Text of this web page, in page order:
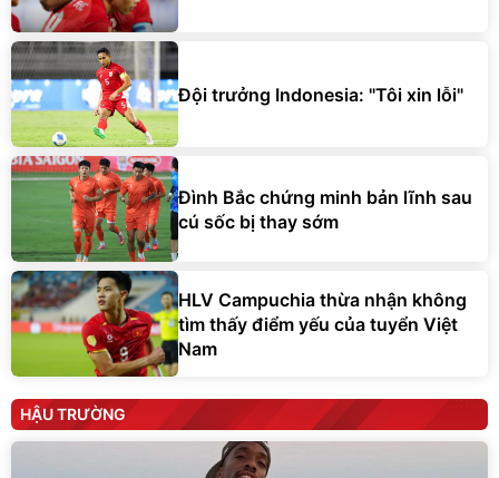
Đội trưởng Indonesia: "Tôi xin lỗi"
Đình Bắc chứng minh bản lĩnh sau
cú sốc bị thay sớm
HLV Campuchia thừa nhận không
tìm thấy điểm yếu của tuyển Việt
Nam
HẬU TRƯỜNG